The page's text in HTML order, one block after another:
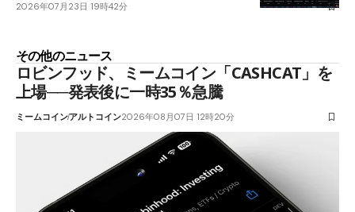
2026年07月23日 19時42分
その他のニュース
ロビンフッド、ミームコイン「CASHCAT」を
上場──発表後に一時35％急騰
ミームコインアルトコイン2026年08月07日 12時20分